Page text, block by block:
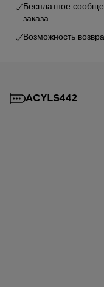
Бесплатное
заказа
Возможность
ACYLS442